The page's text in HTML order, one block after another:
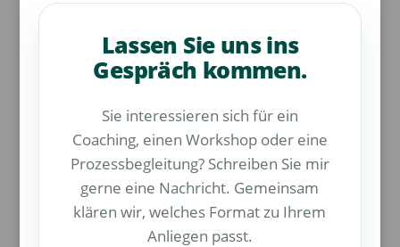
Lassen Sie uns ins
Gespräch kommen.
Sie interessieren sich für ein
Coaching, einen Workshop oder eine
Prozessbegleitung? Schreiben Sie mir
gerne eine Nachricht. Gemeinsam
klären wir, welches Format zu Ihrem
Anliegen passt.